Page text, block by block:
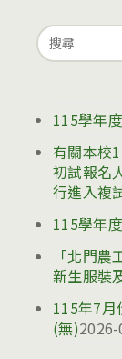
Search
for:
115學年
有關本校
初試報名
行進入複
115學年
「北門
新生服裝
115年7月
(無)